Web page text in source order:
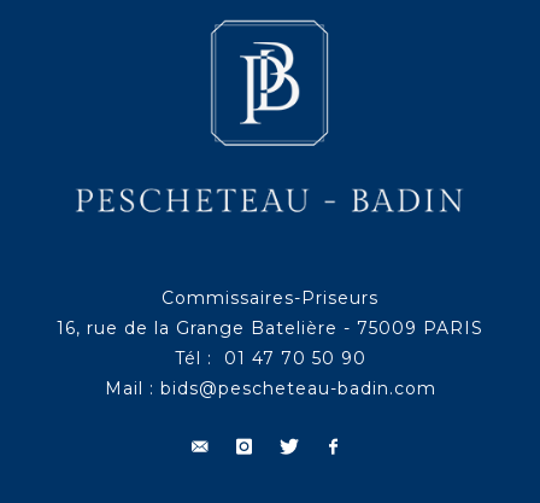
Commissaires-Priseurs
16, rue de la Grange Batelière - 75009 PARIS
Tél : 01 47 70 50 90
Mail : bids@pescheteau-badin.com